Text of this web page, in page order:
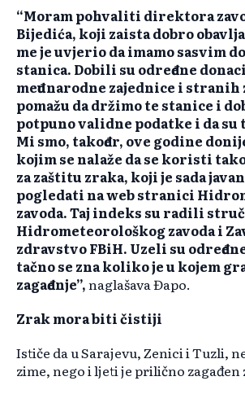
“Moram pohvaliti direktora
Bijedića, koji zaista dobro obavlja
me je uvjerio da imamo sasvim
stanica. Dobili su određene
međunarodne zajednice i stranih
pomažu da držimo te stanice i
potpuno validne podatke i da su
Mi smo, također, ove godine
kojim se nalaže da se koristi
za zaštitu zraka, koji je sada
pogledati na web stranici
zavoda. Taj indeks su radili
Hidrometeorološkog zavoda i
zdravstvo FBiH. Uzeli su
tačno se zna koliko je u kojem
zagađenje”,naglašava Đapo.
Zrak mora biti čistiji
Ističe da u Sarajevu, Zenici i Tuzli,
zime, nego i ljeti je prilično zagađen